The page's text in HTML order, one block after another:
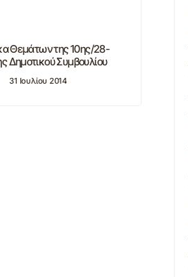
Θεμάτων της 10ης/28-
Δημοτικού Συμβουλίου
31 Ιουλίου 2014